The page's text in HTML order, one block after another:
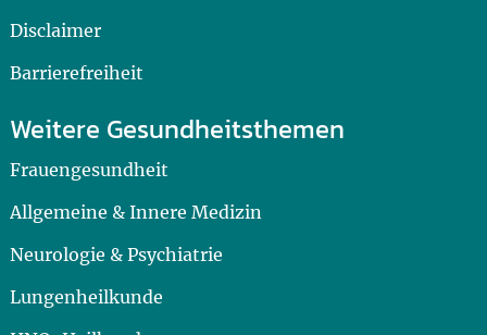
Disclaimer
Barrierefreiheit
Weitere Gesundheitsthemen
Frauengesundheit
Allgemeine & Innere Medizin
Neurologie & Psychiatrie
Lungenheilkunde